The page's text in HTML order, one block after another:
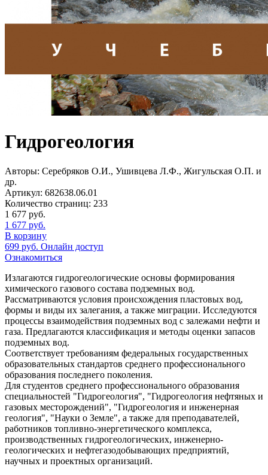
Гидрогеология
Авторы: Серебряков О.И., Ушивцева Л.Ф., Жигульская О.П. и
др.
Артикул: 682638.06.01
Количество страниц: 233
1 677 руб.
1 677 руб.
В корзину
699 руб. Онлайн доступ
Ознакомиться
Излагаются гидрогеологические основы формирования
химического газового состава подземных вод.
Рассматриваются условия происхождения пластовых вод,
формы и виды их залегания, а также миграции. Исследуются
процессы взаимодействия подземных вод с залежами нефти и
газа. Предлагаются классификация и методы оценки запасов
подземных вод.
Соответствует требованиям федеральных государственных
образовательных стандартов среднего профессионального
образования последнего поколения.
Для студентов среднего профессионального образования
специальностей "Гидрогеология", "Гидрогеология нефтяных и
газовых месторождений", "Гидрогеология и инженерная
геология", "Науки о Земле", а также для преподавателей,
работников топливно-энергетического комплекса,
производственных гидрогеологических, инженерно-
геологических и нефтегазодобывающих предприятий,
научных и проектных организаций.